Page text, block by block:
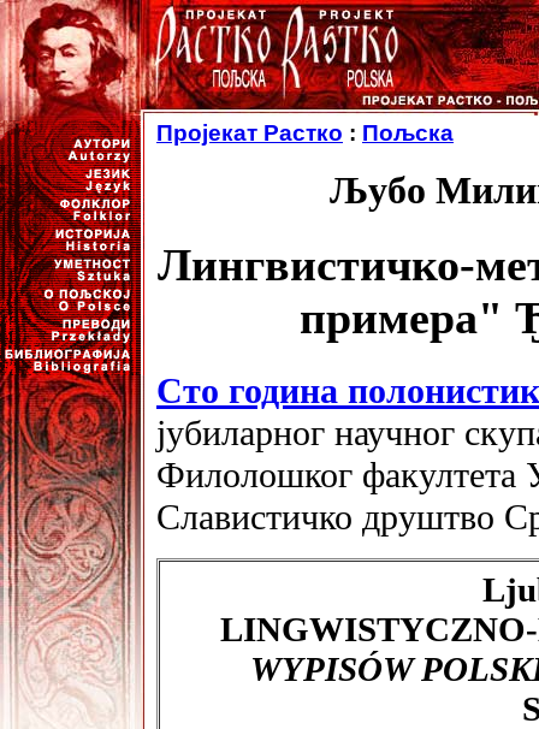
Пројекат Растко : Пољска
Љубо
Лингвистичко-
примера"
Сто година
јубиларног научног
Филолошког факултета
Славистичко друштво
WYPISÓW